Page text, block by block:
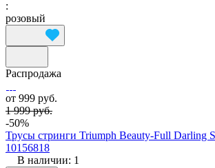
:
розовый
Распродажа
от 999 руб.
1 999 руб.
-50%
Трусы стринги Triumph Beauty-Full Darling
10156818
В наличии: 1